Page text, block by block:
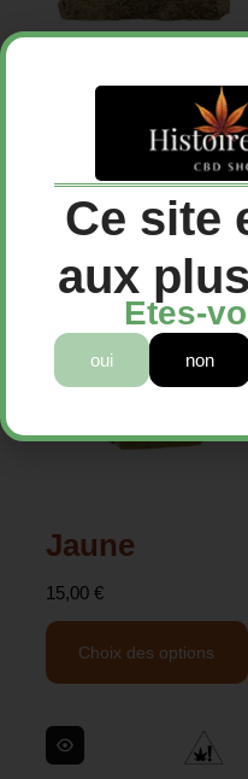
€
Choix des options
Jaune
15,00 €
Choix des options
Ce site
aux
Etes-
oui non